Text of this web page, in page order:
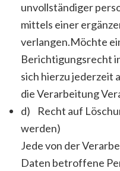
unvollständiger
mittels einer
verlangen.Möchte
Berichtigungsrecht
sich hierzu jederzeit
die Verarbeitung
d) Recht auf
werden)
Jede von der
Daten betroffene